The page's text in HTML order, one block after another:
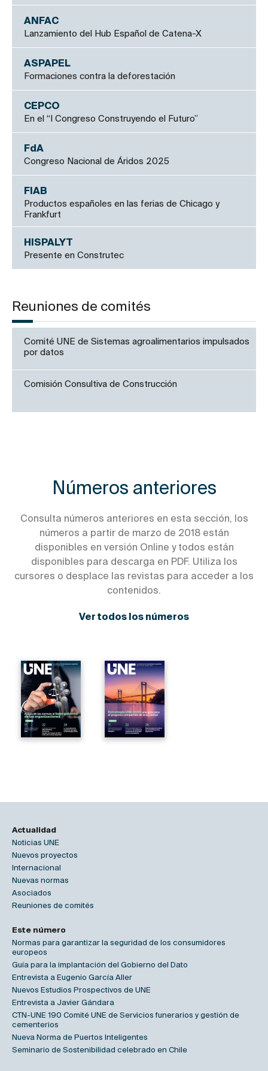
ANFAC
Lanzamiento del Hub Español de Catena-X
ASPAPEL
Formaciones contra la deforestación
CEPCO
En el “I Congreso Construyendo el Futuro”
FdA
Congreso Nacional de Áridos 2025
FIAB
Productos españoles en las ferias de Chicago y
Frankfurt
HISPALYT
Presente en Construtec
Reuniones de comités
Comité UNE de Sistemas agroalimentarios impulsados
por datos
Comisión Consultiva de Construcción
Números anteriores
Consulta números anteriores en esta sección, los
números a partir de marzo de 2018 están
disponibles en versión Online y todos están
disponibles para descarga en PDF. Utiliza los
cursores o desplace las revistas para acceder a los
contenidos.
Ver todos los números
Actualidad
Noticias UNE
Nuevos proyectos
Internacional
Nuevas normas
Asociados
Reuniones de comités
Este número
Normas para garantizar la seguridad de los consumidores
europeos
Guía para la implantación del Gobierno del Dato
Entrevista a Eugenio García Aller
Nuevos Estudios Prospectivos de UNE
Entrevista a Javier Gándara
CTN-UNE 190 Comité UNE de Servicios funerarios y gestión de
cementerios
Nueva Norma de Puertos Inteligentes
Seminario de Sostenibilidad celebrado en Chile